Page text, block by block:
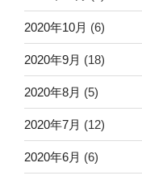
2020年10月 (6)
2020年9月 (18)
2020年8月 (5)
2020年7月 (12)
2020年6月 (6)